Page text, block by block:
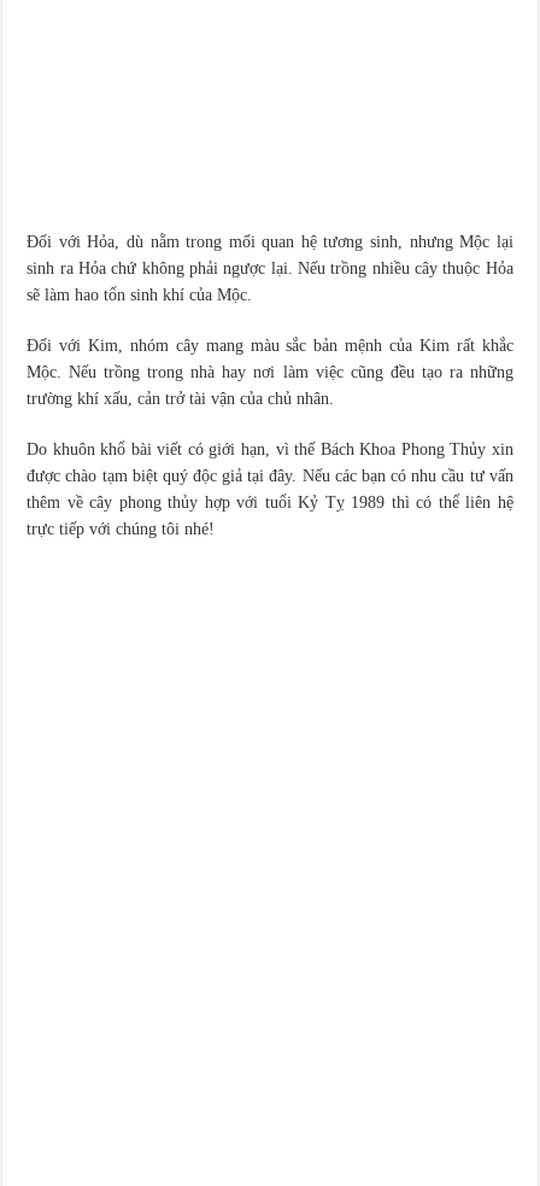
Đối với Hỏa, dù nằm trong mối quan hệ tương sinh, nhưng Mộc lại
sinh ra Hỏa chứ không phải ngược lại. Nếu trồng nhiều cây thuộc Hỏa
sẽ làm hao tổn sinh khí của Mộc.
Đối với Kim, nhóm cây mang màu sắc bản mệnh của Kim rất khắc
Mộc. Nếu trồng trong nhà hay nơi làm việc cũng đều tạo ra những
trường khí xấu, cản trở tài vận của chủ nhân.
Do khuôn khổ bài viết có giới hạn, vì thế Bách Khoa Phong Thủy xin
được chào tạm biệt quý độc giả tại đây. Nếu các bạn có nhu cầu tư vấn
thêm về cây phong thủy hợp với tuổi Kỷ Tỵ 1989 thì có thể liên hệ
trực tiếp với chúng tôi nhé!